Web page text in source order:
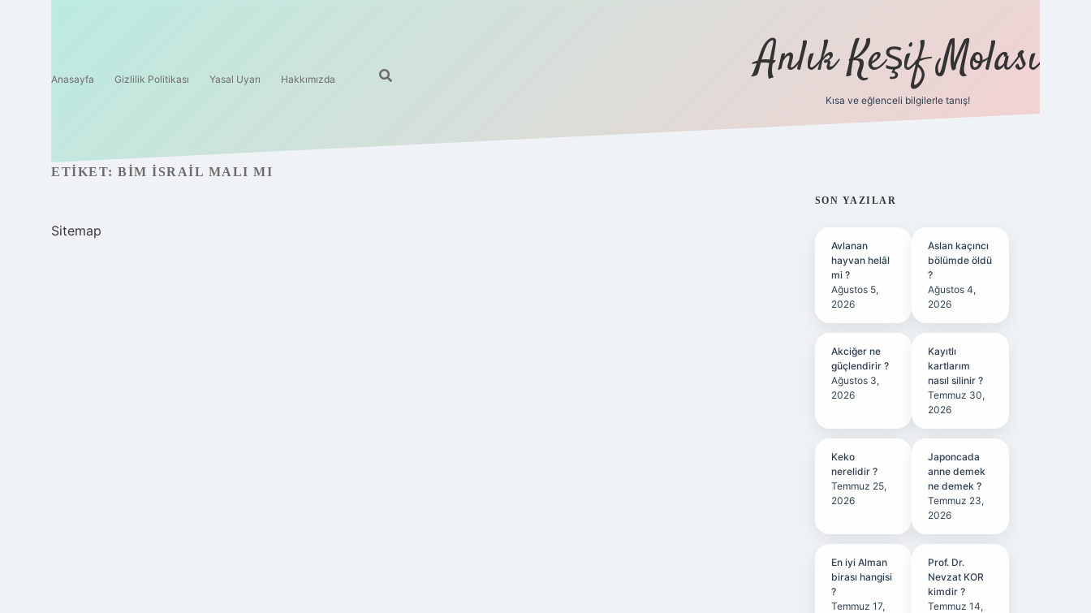
Anasayfa Gizlilik Politikası Yasal Uyarı Hakkımızda Anlık Keşif Molası
Kısa ve eğlenceli bilgilerle tanış!
ETIKET: BIM İSRAIL MALI MI
Sitemap
SIDEBAR
SON YAZILAR
Avlanan
hayvan helâl
mi ?
Ağustos 5,
2026
Aslan kaçıncı
bölümde öldü
?
Ağustos 4,
2026
Akciğer ne
güçlendirir ?
Ağustos 3,
2026
Kayıtlı
kartlarım
nasıl silinir ?
Temmuz 30,
2026
Keko
nerelidir ?
Temmuz 25,
2026
Japoncada
anne demek
ne demek ?
Temmuz 23,
2026
En iyi Alman
birası hangisi
?
Temmuz 17,
Prof. Dr.
Nevzat KOR
kimdir ?
Temmuz 14,